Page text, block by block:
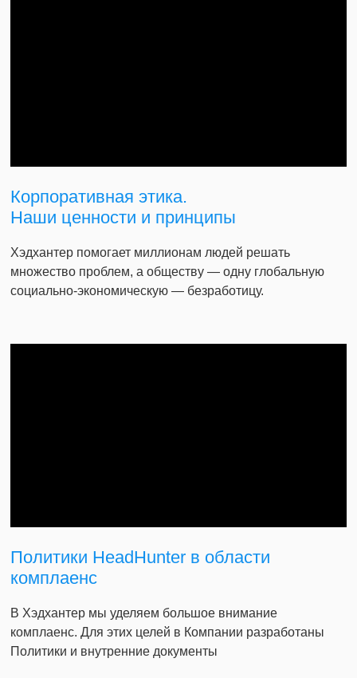
Корпоративная этика.
Наши ценности и принципы
Хэдхантер помогает миллионам людей решать
множество проблем, а обществу — одну глобальную
социально-экономическую — безработицу.
Политики HeadHunter в области
комплаенс
В Хэдхантер мы уделяем большое внимание
комплаенс. Для этих целей в Компании разработаны
Политики и внутренние документы